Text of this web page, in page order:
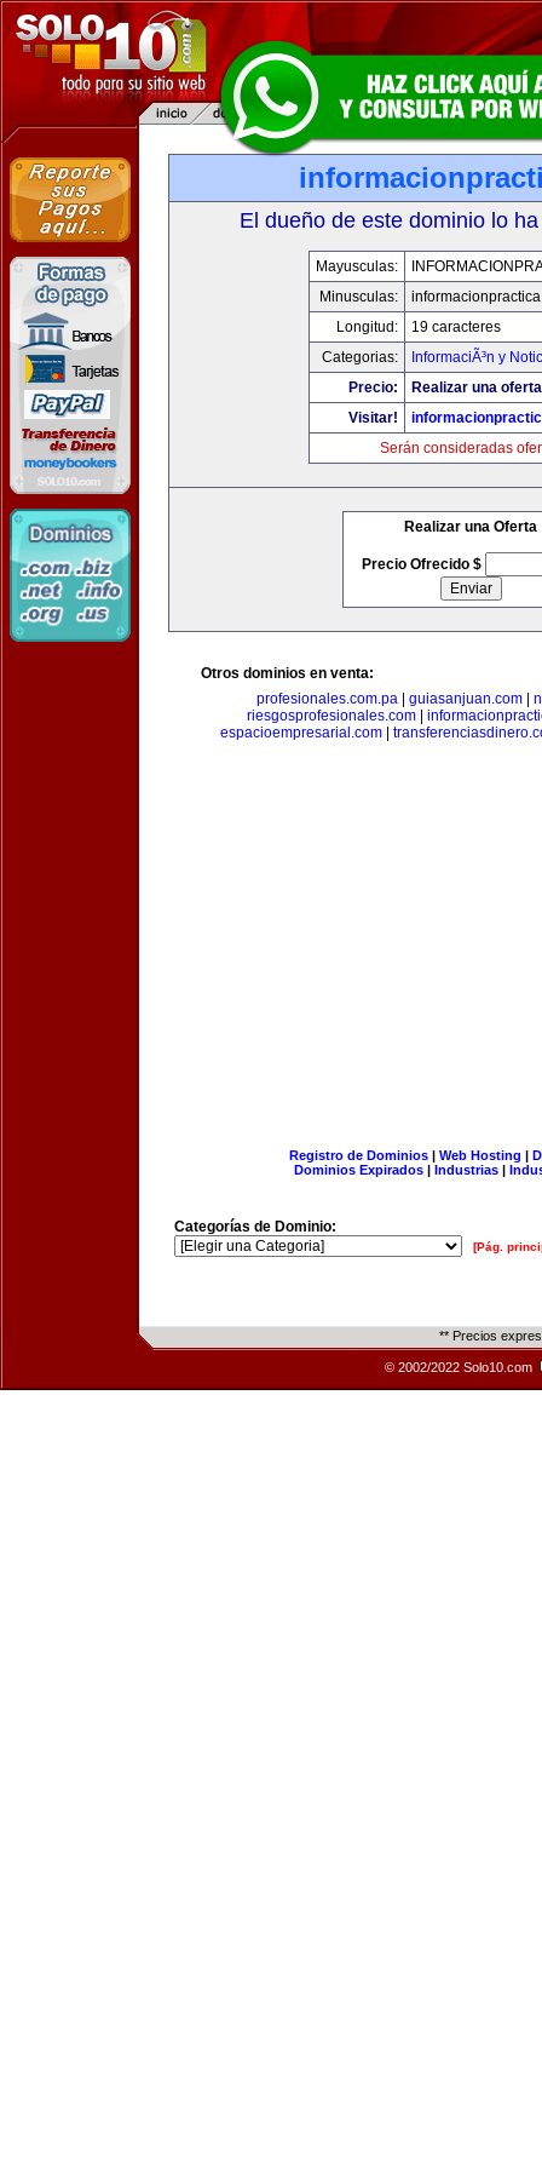
El dueño de este dominio lo
Mayusculas:
Minusculas:
Longitud:
19 caracteres
Categorias:
InformaciÃ³n y
Precio:
Realizar una
Visitar!
Serán consideradas
Realizar una Oferta
Precio Ofrecido $
Otros dominios en venta:
profesionales.com.pa
guiasanjuan.com
riesgosprofesionales.com
espacioempresarial.com
Registro de Dominios| Web Hosting |
Dominios Expirados | Industrias |
Categorías de Dominio:
[Pág.
** Precios
© 2002/2022 Solo10.com